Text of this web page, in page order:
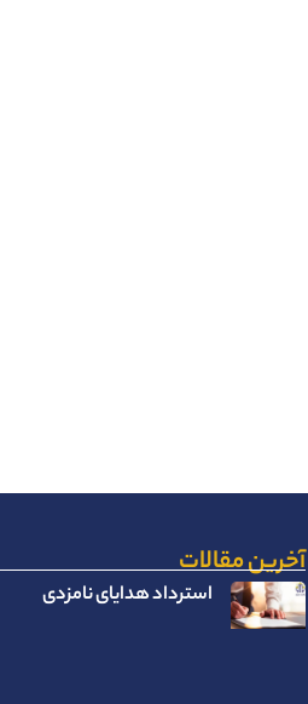
آخرین مقالات
استرداد هدایای نامزدی